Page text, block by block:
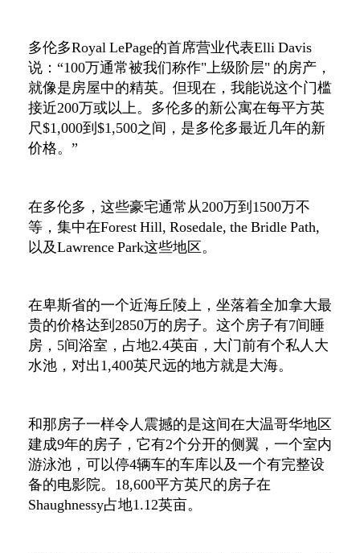
多伦多Royal LePage的首席营业代表Elli Davis
说：“100万通常被我们称作"上级阶层" 的房产，
就像是房屋中的精英。但现在，我能说这个门槛
接近200万或以上。多伦多的新公寓在每平方英
尺$1,000到$1,500之间，是多伦多最近几年的新
价格。”
在多伦多，这些豪宅通常从200万到1500万不
等，集中在Forest Hill, Rosedale, the Bridle Path,
以及Lawrence Park这些地区。
在卑斯省的一个近海丘陵上，坐落着全加拿大最
贵的价格达到2850万的房子。这个房子有7间睡
房，5间浴室，占地2.4英亩，大门前有个私人大
水池，对出1,400英尺远的地方就是大海。
和那房子一样令人震撼的是这间在大温哥华地区
建成9年的房子，它有2个分开的侧翼，一个室内
游泳池，可以停4辆车的车库以及一个有完整设
备的电影院。18,600平方英尺的房子在
Shaughnessy占地1.12英亩。